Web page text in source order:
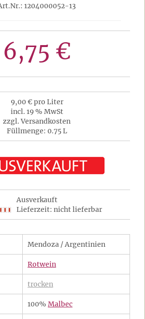
1204000052-13
6,75 €
9,00 € pro Liter
incl. 19 % MwSt
zzgl. Versandkosten
Füllmenge: 0.75 L
Ausverkauft
Lieferzeit: nicht lieferbar
Mendoza / Argentinien
Rotwein
trocken
100% Malbec